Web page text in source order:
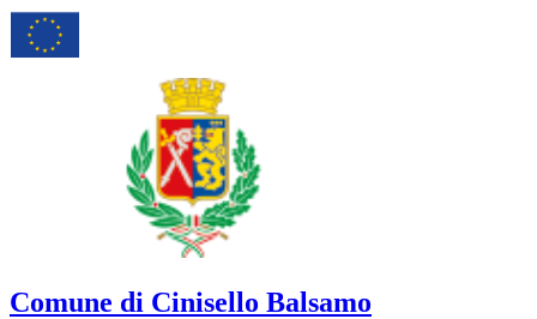
Comune di Cinisello Balsamo